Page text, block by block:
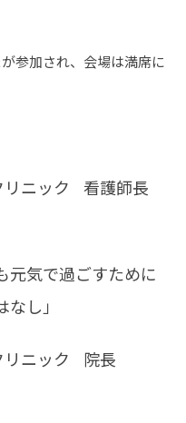
参加され、会場は満席に
ニック
看護師長
元気で過ごすために
し」
ニック
院長